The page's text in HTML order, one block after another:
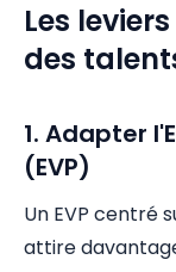
Les
des
1. Adapter
(EVP)
Un EVP centré
attire